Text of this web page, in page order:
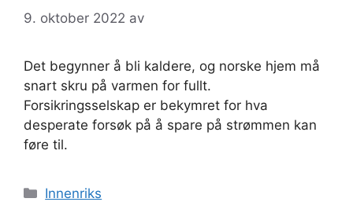
9. oktober 2022 av
Det begynner å bli kaldere, og norske hjem må
snart skru på varmen for fullt.
Forsikringsselskap er bekymret for hva
desperate forsøk på å spare på strømmen kan
føre til.
Kategorier
Innenriks